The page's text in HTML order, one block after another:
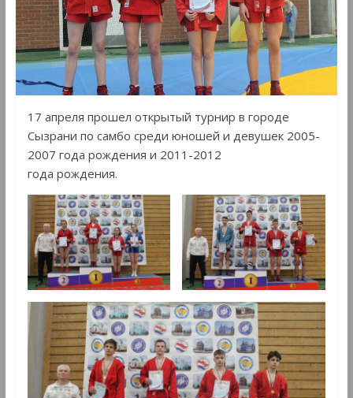
17 апреля прошел открытый турнир в городе
Сызрани по самбо среди юношей и девушек 2005-
2007 года рождения и 2011-2012
года рождения.